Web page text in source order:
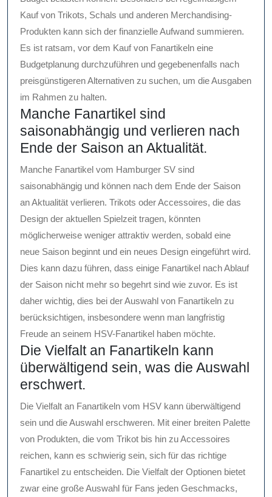
Kauf von Trikots, Schals und anderen Merchandising-
Produkten kann sich der finanzielle Aufwand summieren.
Es ist ratsam, vor dem Kauf von Fanartikeln eine
Budgetplanung durchzuführen und gegebenenfalls nach
preisgünstigeren Alternativen zu suchen, um die Ausgaben
im Rahmen zu halten.
Manche Fanartikel sind
saisonabhängig und verlieren nach
Ende der Saison an Aktualität.
Manche Fanartikel vom Hamburger SV sind
saisonabhängig und können nach dem Ende der Saison
an Aktualität verlieren. Trikots oder Accessoires, die das
Design der aktuellen Spielzeit tragen, könnten
möglicherweise weniger attraktiv werden, sobald eine
neue Saison beginnt und ein neues Design eingeführt wird.
Dies kann dazu führen, dass einige Fanartikel nach Ablauf
der Saison nicht mehr so begehrt sind wie zuvor. Es ist
daher wichtig, dies bei der Auswahl von Fanartikeln zu
berücksichtigen, insbesondere wenn man langfristig
Freude an seinem HSV-Fanartikel haben möchte.
Die Vielfalt an Fanartikeln kann
überwältigend sein, was die Auswahl
erschwert.
Die Vielfalt an Fanartikeln vom HSV kann überwältigend
sein und die Auswahl erschweren. Mit einer breiten Palette
von Produkten, die vom Trikot bis hin zu Accessoires
reichen, kann es schwierig sein, sich für das richtige
Fanartikel zu entscheiden. Die Vielfalt der Optionen bietet
zwar eine große Auswahl für Fans jeden Geschmacks,